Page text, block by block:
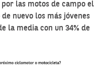
las motos de campo el
nuevo los más jóvenes
la media con un 34% de